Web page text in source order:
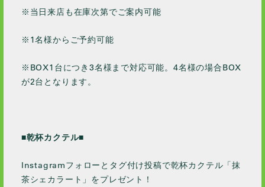
※当日来店も在庫次第でご案内可能
※1名様からご予約可能
※BOX1台につき3名様まで対応可能。4名様の場合BOX
が2台となります。
■乾杯カクテル■
Instagramフォローとタグ付け投稿で乾杯カクテル「抹
茶シェカラート」をプレゼント！